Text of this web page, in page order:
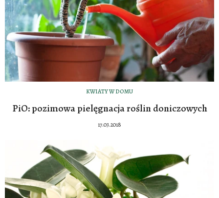
KWIATY W DOMU
PiO: pozimowa pielęgnacja roślin doniczowych
17.03.2018